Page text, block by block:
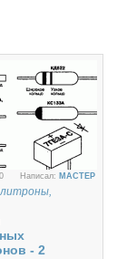
Написал: MACTEP
- 2